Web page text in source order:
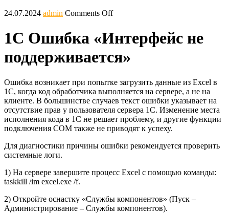
24.07.2024 admin Comments Off
1С Ошибка «Интерфейс не
поддерживается»
Ошибка возникает при попытке загрузить данные из Excel в
1С, когда код обработчика выполняется на сервере, а не на
клиенте. В большинстве случаев текст ошибки указывает на
отсутствие прав у пользователя сервера 1С. Изменение места
исполнения кода в 1С не решает проблему, и другие функции
подключения COM также не приводят к успеху.
Для диагностики причины ошибки рекомендуется проверить
системные логи.
1) На сервере завершите процесс Excel с помощью команды:
taskkill /im excel.exe /f.
2) Откройте оснастку «Службы компонентов» (Пуск –
Администрирование – Службы компонентов).